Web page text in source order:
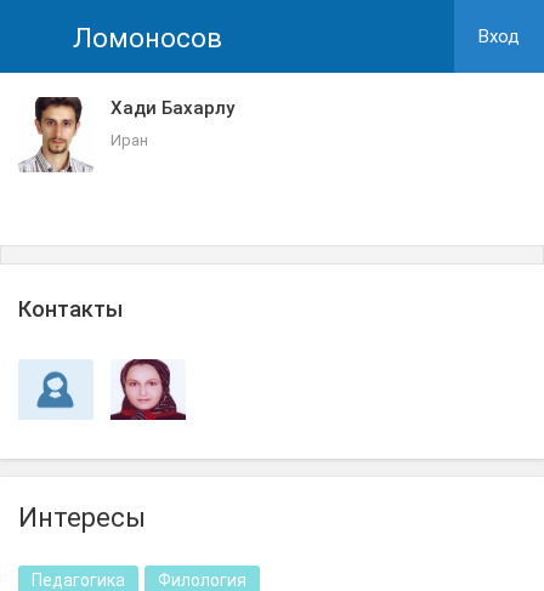
Ломоносов Вход
Хади Бахарлу
Иран
Контакты
Интересы
Педагогика Филология